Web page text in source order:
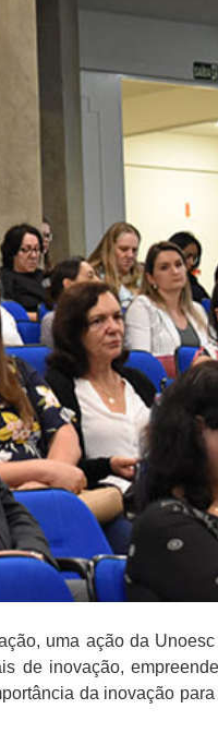
uma ação da
de inovação,
da inovação